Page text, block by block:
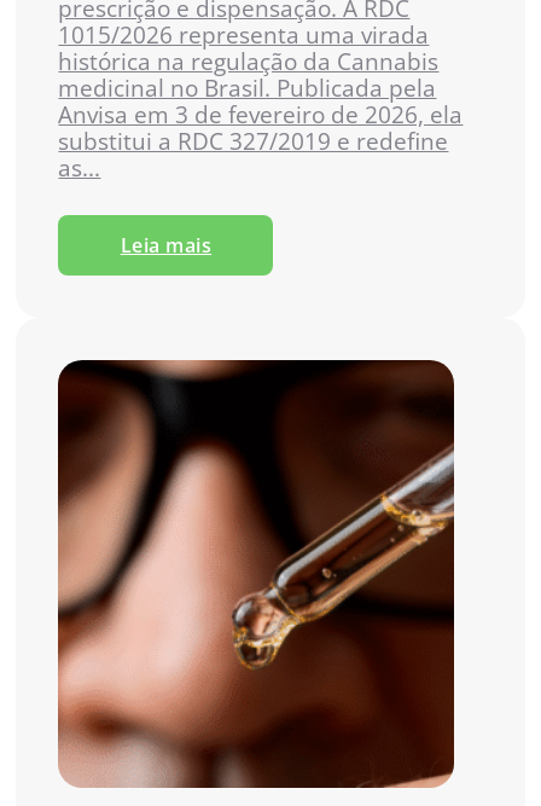
prescrição e dispensação. A RDC
1015/2026 representa uma virada
histórica na regulação da Cannabis
medicinal no Brasil. Publicada pela
Anvisa em 3 de fevereiro de 2026, ela
substitui a RDC 327/2019 e redefine
as...
Leia mais